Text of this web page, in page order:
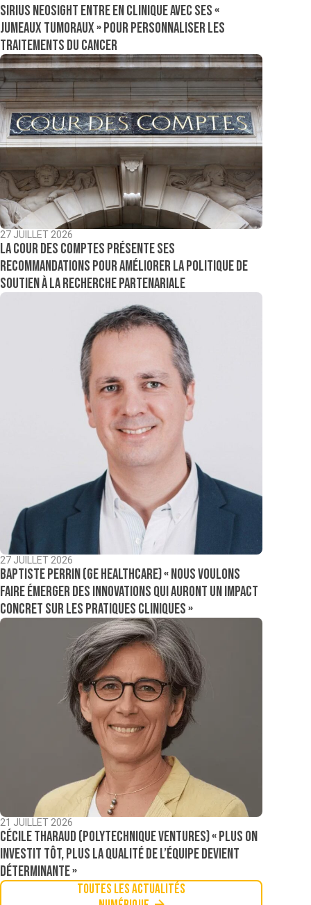
Sirius NeoSight entre en clinique avec ses «
jumeaux tumoraux » pour personnaliser les
traitements du cancer
27 JUILLET 2026
La Cour des comptes présente ses
recommandations pour améliorer la politique de
soutien à la recherche partenariale
27 JUILLET 2026
Baptiste Perrin (GE Healthcare) « Nous voulons
faire émerger des innovations qui auront un impact
concret sur les pratiques cliniques »
21 JUILLET 2026
Cécile Tharaud (Polytechnique Ventures) « Plus on
investit tôt, plus la qualité de l’équipe devient
déterminante »
Toutes les actualités